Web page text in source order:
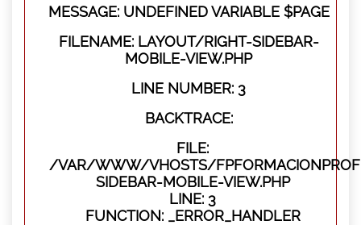
MESSAGE: UNDEFINED VARIABLE $PAGE
FILENAME: LAYOUT/RIGHT-SIDEBAR-
MOBILE-VIEW.PHP
LINE NUMBER: 3
BACKTRACE:
FILE:
/VAR/WWW/VHOSTS/
SIDEBAR-MOBILE-VIEW.PHP
LINE: 3
FUNCTION: _ERROR_HANDLER